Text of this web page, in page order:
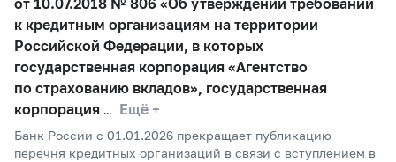
к кредитным организациям на территории
Российской Федерации, в которых
государственная корпорация «Агентство
по страхованию вкладов», государственная
корпорация
Ещё +
Банк России c 01.01.2026 прекращает публикацию
перечня кредитных организаций в связи с вступлением в